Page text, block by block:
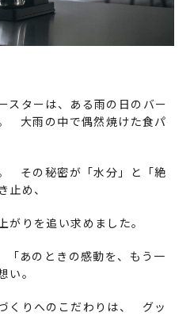
スターは、ある雨の日のバー
大雨の中で偶然焼けた食パ
その秘密が「水分」と「絶
め、
りを追い求めました。
あのときの感動を、もう一
。
くりへのこだわりは、 グッ